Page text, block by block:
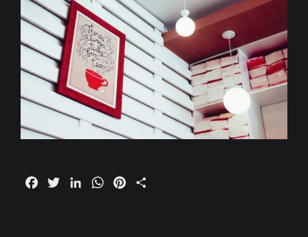
FacebookTwitterLinkedInWhatsAppPinterest